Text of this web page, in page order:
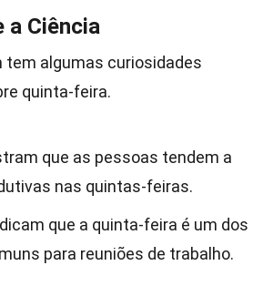
a Ciência
tem algumas curiosidades
quinta-feira.
que as pessoas tendem a
nas quintas-feiras.
que a quinta-feira é um dos
para reuniões de trabalho.